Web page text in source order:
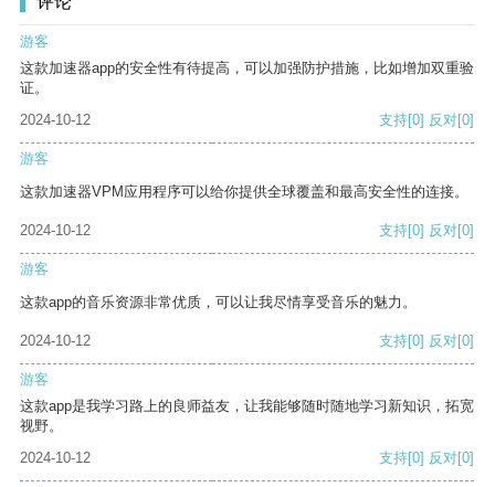
游客
这款加速器app的安全性有待提高，可以加强防护措施，比如增加双重验
证。
2024-10-12
支持[0] 反对[0]
游客
这款加速器VPM应用程序可以给你提供全球覆盖和最高安全性的连接。
2024-10-12 支持[0] 反对[0]
游客
这款app的音乐资源非常优质，可以让我尽情享受音乐的魅力。
2024-10-12 支持[0] 反对[0]
游客
这款app是我学习路上的良师益友，让我能够随时随地学习新知识，拓宽
视野。
2024-10-12
支持[0] 反对[0]